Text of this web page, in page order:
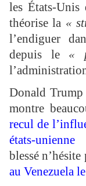
les États-Unis
théorise la «
l’endiguer
depuis le «
Donald
montre
recul de
états-
blessé
au Venezuela